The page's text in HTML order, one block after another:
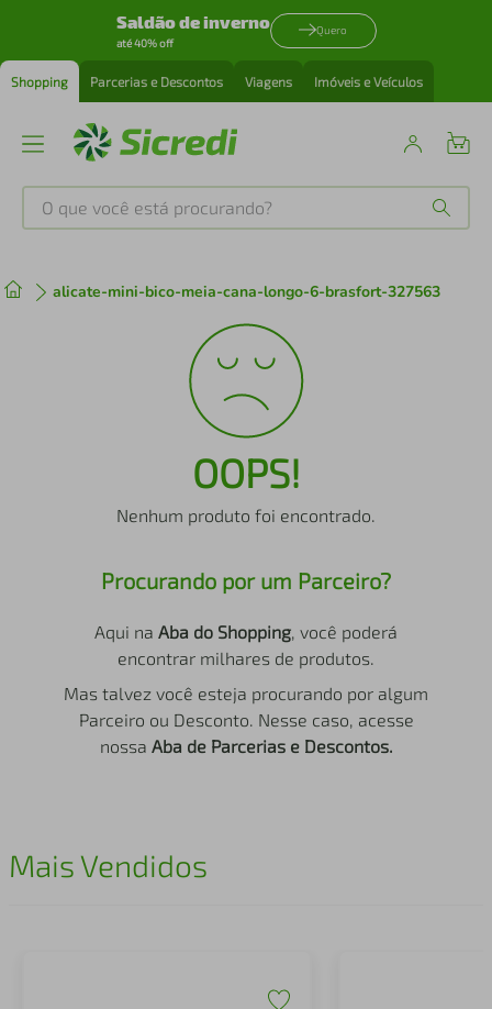
Saldão de inverno
até 40% off
Quero
Shopping Parcerias e Descontos Viagens Imóveis e Veículos
O que você está procurando?
alicate-mini-bico-meia-cana-longo-6-brasfort-327563
OOPS!
Nenhum produto foi encontrado.
Procurando por um Parceiro?
Aqui na Aba do Shopping, você poderá
encontrar milhares de produtos.
Mas talvez você esteja procurando por algum
Parceiro ou Desconto. Nesse caso, acesse
nossa Aba de Parcerias e Descontos.
Mais Vendidos